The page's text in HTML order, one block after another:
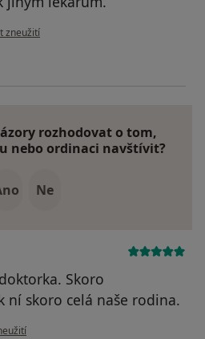
uživatele Váš účet byl odstraněn
zneužití
rozhodovat o tom,
nebo ordinaci navštívit?
Ne
Skoro
ní skoro celá naše rodina.
uživatele Jirka